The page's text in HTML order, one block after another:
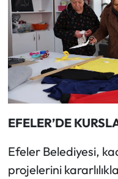
EFELER’DE
Efeler Belediyesi,
projelerini